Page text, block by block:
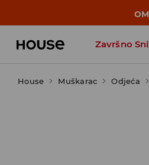
BACK
Završno
House Muškarac Odjeća